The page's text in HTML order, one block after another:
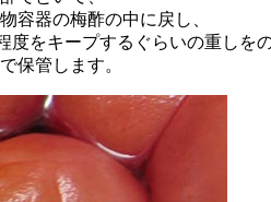
容器の梅酢の中に戻し、
度をキープするぐらいの重しを
保管します。